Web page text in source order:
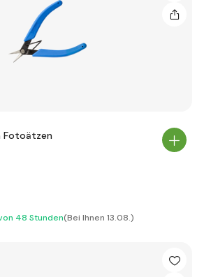
Fotoätzen
48 Stunden(Bei Ihnen 13.08.)